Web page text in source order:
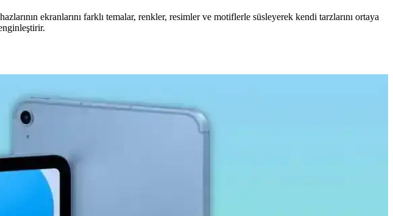
ekranlarını farklı temalar, renkler, resimler ve motiflerle süsleyerek kendi tarzlarını ortaya
Özellikleri ve Avantajları
ve estetik sunar. Çizilmelere karşı dirençli, kolay uygulanabilir ve kullanımı rahat bir ürün.
Tasarım
kullanım sağlar, yoğun çalışma ve eğitim ortamlarına uygun bir seçenektir.
Yorumları
özellikleriyle ekranı çizilmelere ve darbelere karşı korur.